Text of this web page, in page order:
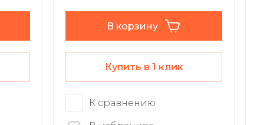
В корзину
Купить в 1 клик
К сравнению